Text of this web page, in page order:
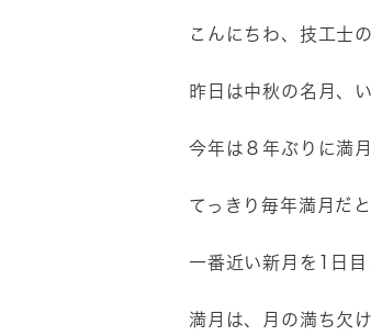
こんにちわ、技工士
昨日は中秋の名月、
今年は８年ぶりに満
てっきり毎年満月だ
一番近い新月を1日目
満月は、月の満ち欠